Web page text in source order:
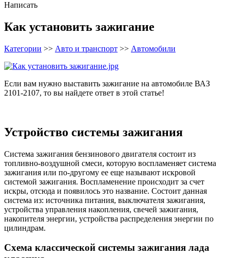
Написать
Как установить зажигание
Категории >> Авто и транспорт >> Автомобили
Если вам нужно выставить зажигание на автомобиле ВАЗ
2101-2107, то вы найдете ответ в этой статье!
Устройство системы зажигания
Система зажигания бензинового двигателя состоит из
топливно-воздушной смеси, которую воспламеняет система
зажигания или по-другому ее еще называют искровой
системой зажигания. Воспламенение происходит за счет
искры, отсюда и появилось это название. Состоит данная
система из: источника питания, выключателя зажигания,
устройства управления накопления, свечей зажигания,
накопителя энергии, устройства распределения энергии по
цилиндрам.
Схема классической системы зажигания лада